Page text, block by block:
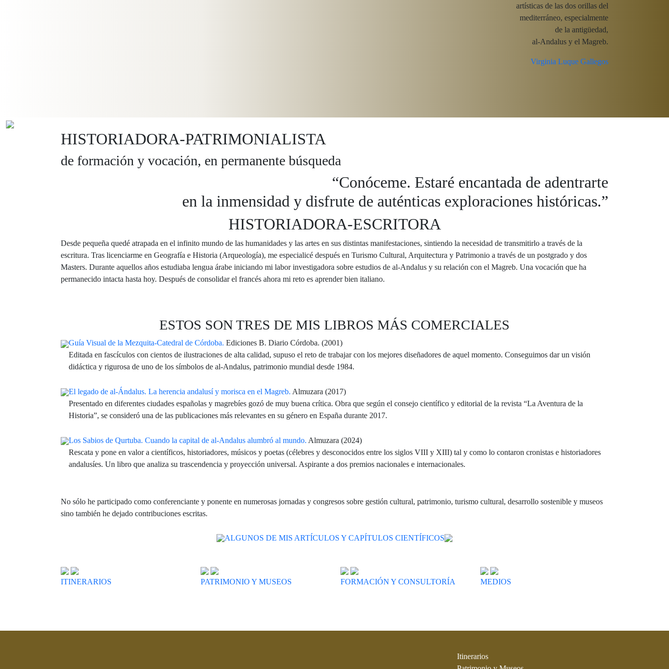
artísticas de las dos orillas del
mediterráneo, especialmente
de la antigüedad,
al-Andalus y el Magreb.
Virginia Luque Gallegos
HISTORIADORA-PATRIMONIALISTA
de formación y vocación, en permanente búsqueda
“Conóceme. Estaré encantada de adentrarte
en la inmensidad y disfrute de auténticas exploraciones históricas.”
HISTORIADORA-ESCRITORA
Desde pequeña quedé atrapada en el infinito mundo de las humanidades y las artes en sus distintas manifestaciones, sintiendo la necesidad de transmitirlo a través de la
escritura. Tras licenciarme en Geografía e Historia (Arqueología), me especialicé después en Turismo Cultural, Arquitectura y Patrimonio a través de un postgrado y dos
Masters. Durante aquellos años estudiaba lengua árabe iniciando mi labor investigadora sobre estudios de al-Andalus y su relación con el Magreb. Una vocación que ha
permanecido intacta hasta hoy. Después de consolidar el francés ahora mi reto es aprender bien italiano.
ESTOS SON TRES DE MIS LIBROS MÁS COMERCIALES
Guía Visual de la Mezquita-Catedral de Córdoba. Ediciones B. Diario Córdoba. (2001)
Editada en fascículos con cientos de ilustraciones de alta calidad, supuso el reto de trabajar con los mejores diseñadores de aquel momento. Conseguimos dar un visión
didáctica y rigurosa de uno de los símbolos de al-Andalus, patrimonio mundial desde 1984.
El legado de al-Ándalus. La herencia andalusí y morisca en el Magreb. Almuzara (2017)
Presentado en diferentes ciudades españolas y magrebíes gozó de muy buena crítica. Obra que según el consejo científico y editorial de la revista “La Aventura de la
Historia”, se consideró una de las publicaciones más relevantes en su género en España durante 2017.
Los Sabios de Qurtuba. Cuando la capital de al-Andalus alumbró al mundo. Almuzara (2024)
Rescata y pone en valor a científicos, historiadores, músicos y poetas (célebres y desconocidos entre los siglos VIII y XIII) tal y como lo contaron cronistas e historiadores
andalusíes. Un libro que analiza su trascendencia y proyección universal. Aspirante a dos premios nacionales e internacionales.
No sólo he participado como conferenciante y ponente en numerosas jornadas y congresos sobre gestión cultural, patrimonio, turismo cultural, desarrollo sostenible y museos
sino también he dejado contribuciones escritas.
ALGUNOS DE MIS ARTÍCULOS Y CAPÍTULOS CIENTÍFICOS
ITINERARIOS PATRIMONIO Y MUSEOS FORMACIÓN Y CONSULTORÍA MEDIOS
Itinerarios